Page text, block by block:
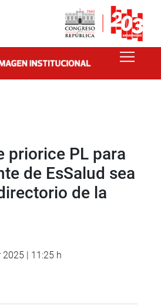
priorice PL para
de EsSalud sea
de la
2025 | 11:25 h